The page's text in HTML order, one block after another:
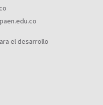
el desarrollo